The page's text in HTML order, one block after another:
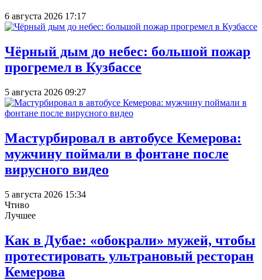
6 августа 2026 17:17
Чёрный дым до небес: большой пожар
прогремел в Кузбассе
5 августа 2026 09:27
Мастурбировал в автобусе Кемерова:
мужчину поймали в фонтане после
вирусного видео
5 августа 2026 15:34
Чтиво
Лучшее
Как в Дубае: «обокрали» мужей, чтобы
протестировать ультрановый ресторан
Кемерова